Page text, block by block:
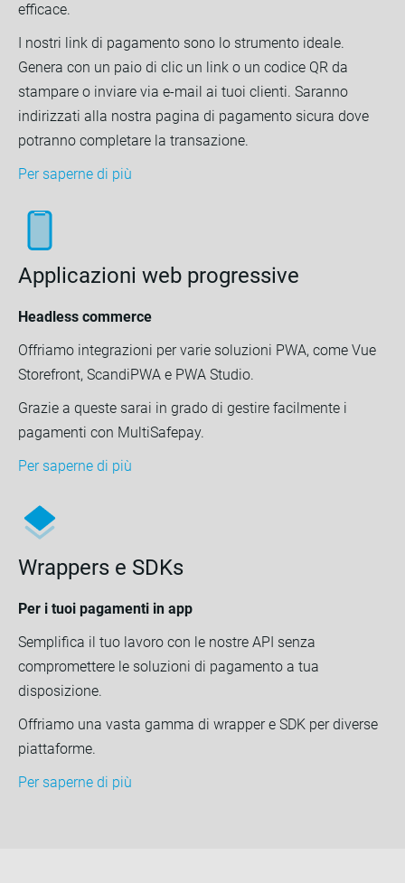
efficace.
I nostri link di pagamento sono lo strumento ideale.
Genera con un paio di clic un link o un codice QR da
stampare o inviare via e-mail ai tuoi clienti. Saranno
indirizzati alla nostra pagina di pagamento sicura dove
potranno completare la transazione.
Per saperne di più
Applicazioni web progressive
Headless commerce
Offriamo integrazioni per varie soluzioni PWA, come Vue
Storefront, ScandiPWA e PWA Studio.
Grazie a queste sarai in grado di gestire facilmente i
pagamenti con MultiSafepay.
Per saperne di più
Wrappers e SDKs
Per i tuoi pagamenti in app
Semplifica il tuo lavoro con le nostre API senza
compromettere le soluzioni di pagamento a tua
disposizione.
Offriamo una vasta gamma di wrapper e SDK per diverse
piattaforme.
Per saperne di più